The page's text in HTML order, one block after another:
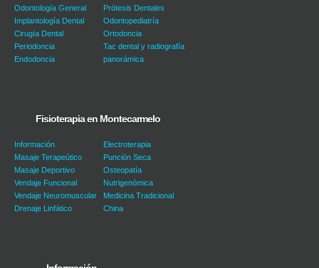
Odontología General
Implantología Dental
Cirugía Dental
Periodoncia
Endodoncia
Prótesis Dentales
Odontopediatría
Ortodoncia
Tac dental y radiografía
panorámica
Fisioterapia en Montecarmelo
Información
Masaje Terapeútico
Masaje Deportivo
Vendaje Funcional
Vendaje Neuromuscular
Drenaje Linfático
Electroterapia
Punción Seca
Osteopatía
Nutrigenómica
Medicina Tradicional
China